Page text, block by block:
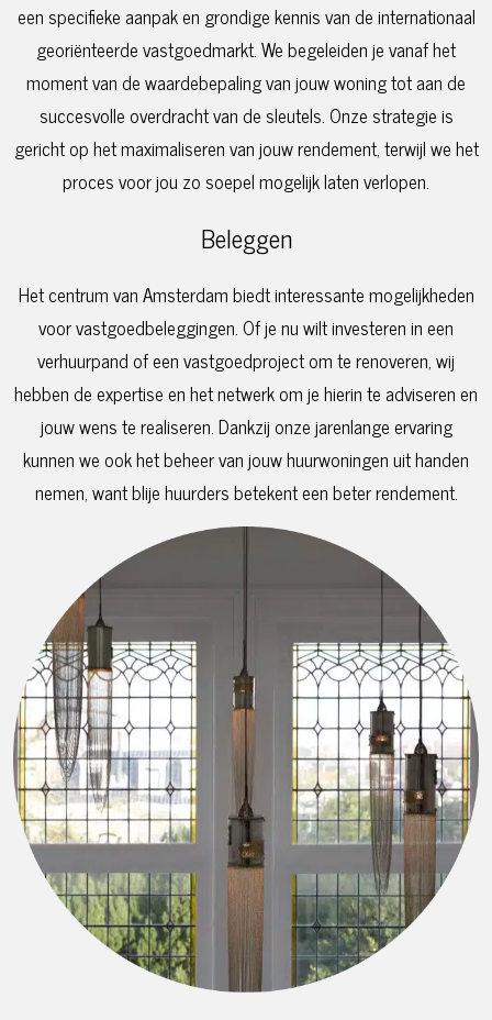
een specifieke aanpak en grondige kennis van de internationaal
georiënteerde vastgoedmarkt. We begeleiden je vanaf het
moment van de waardebepaling van jouw woning tot aan de
succesvolle overdracht van de sleutels. Onze strategie is
gericht op het maximaliseren van jouw rendement, terwijl we het
proces voor jou zo soepel mogelijk laten verlopen.
Beleggen
Het centrum van Amsterdam biedt interessante mogelijkheden
voor vastgoedbeleggingen. Of je nu wilt investeren in een
verhuurpand of een vastgoedproject om te renoveren, wij
hebben de expertise en het netwerk om je hierin te adviseren en
jouw wens te realiseren. Dankzij onze jarenlange ervaring
kunnen we ook het beheer van jouw huurwoningen uit handen
nemen, want blije huurders betekent een beter rendement.